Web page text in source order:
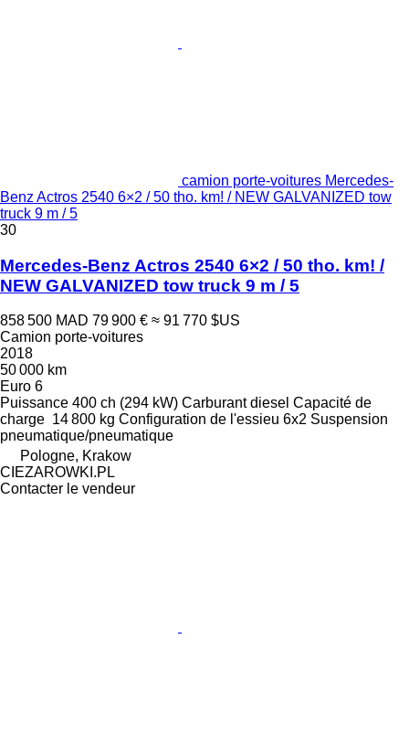
camion porte-voitures Mercedes-
Benz Actros 2540 6×2 / 50 tho. km! / NEW GALVANIZED tow
truck 9 m / 5
30
Mercedes-Benz Actros 2540 6×2 / 50 tho. km! /
NEW GALVANIZED tow truck 9 m / 5
858 500 MAD 79 900 € ≈ 91 770 $US
Camion porte-voitures
2018
50 000 km
Euro 6
Puissance 400 ch (294 kW) Carburant diesel Capacité de
charge 14 800 kg Configuration de l'essieu 6x2 Suspension
pneumatique/pneumatique
Pologne, Krakow
CIEZAROWKI.PL
Contacter le vendeur